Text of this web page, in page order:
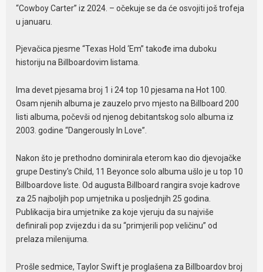
“Cowboy Carter” iz 2024. – očekuje se da će osvojiti još trofeja
u januaru.
Pjevačica pjesme “Texas Hold ‘Em” takođe ima duboku
historiju na Billboardovim listama.
Ima devet pjesama broj 1 i 24 top 10 pjesama na Hot 100.
Osam njenih albuma je zauzelo prvo mjesto na Billboard 200
listi albuma, počevši od njenog debitantskog solo albuma iz
2003. godine “Dangerously In Love”.
Nakon što je prethodno dominirala eterom kao dio djevojačke
grupe Destiny's Child, 11 Beyonce solo albuma ušlo je u top 10
Billboardove liste. Od augusta Billboard rangira svoje kadrove
za 25 najboljih pop umjetnika u posljednjih 25 godina.
Publikacija bira umjetnike za koje vjeruju da su najviše
definirali pop zvijezdu i da su “primjerili pop veličinu” od
prelaza milenijuma.
Prošle sedmice, Taylor Swift je proglašena za Billboardov broj